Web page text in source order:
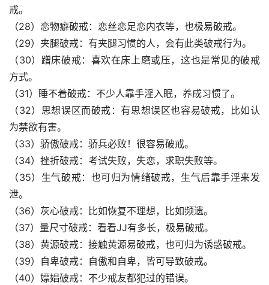
戒。
（28）恋物癖破戒：恋丝恋足恋内衣等，也极易破戒。
（29）夹腿破戒：有夹腿习惯的人，会有此类破戒行为。
（30）蹭床破戒：喜欢在床上磨或压，这也是常见的破戒
方式。
（31）睡不着破戒：不少人靠手淫入眠，养成习惯了。
（32）思想误区而破戒：有思想误区也容易破戒，比如认
为禁欲有害。
（33）骄傲破戒：骄兵必败！很容易破戒。
（34）挫折破戒：考试失败，失恋，求职失败等。
（35）生气破戒：也可归为情绪破戒，生气后靠手淫来发
泄。
（36）灰心破戒：比如恢复不理想，比如频遗。
（37）量尺寸破戒：看看JJ有多长，极易破戒。
（38）黄源破戒：接触黄源易破戒，也可归为诱惑破戒。
（39）自卑破戒：自傲和自卑，皆可导致破戒。
（40）嫖娼破戒：不少戒友都犯过的错误。